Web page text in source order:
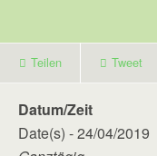
Teilen Tweet
Datum/Zeit
Date(s) - 24/04/2019